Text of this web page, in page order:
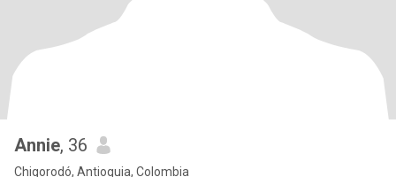
Annie, 36
Chigorodó, Antioquia, Colombia